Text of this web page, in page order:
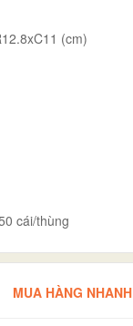
(cm)
cái/thùng
MUA HÀNG NHANH